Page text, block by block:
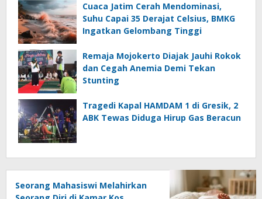
Cuaca Jatim Cerah Mendominasi,
Suhu Capai 35 Derajat Celsius, BMKG
Ingatkan Gelombang Tinggi
Remaja Mojokerto Diajak Jauhi Rokok
dan Cegah Anemia Demi Tekan
Stunting
Tragedi Kapal HAMDAM 1 di Gresik, 2
ABK Tewas Diduga Hirup Gas Beracun
Seorang Mahasiswi Melahirkan